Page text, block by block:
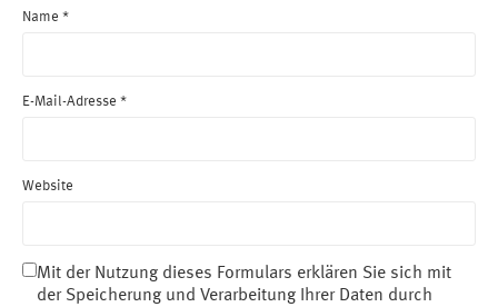
Name *
E-Mail-Adresse *
Website
Mit der Nutzung dieses Formulars erklären Sie sich mit
der Speicherung und Verarbeitung Ihrer Daten durch